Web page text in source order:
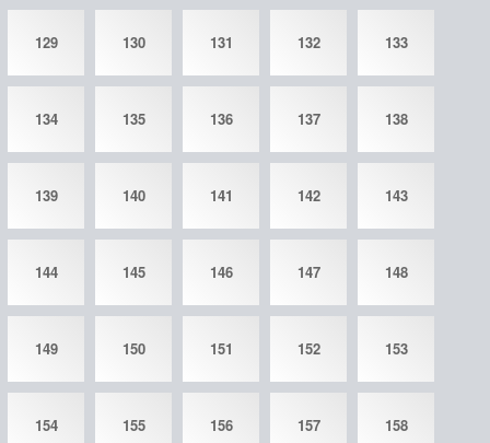
129 130 131 132 133
134 135 136 137 138
139 140 141 142 143
144 145 146 147 148
149 150 151 152 153
154 155 156 157 158